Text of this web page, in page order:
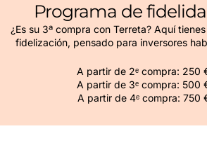
Programa de
¿Es su 3ª compra con Terreta? Aquí
fidelización, pensado para inversores
A partir de 2ᵉ compra: 250
A partir de 3ᵉ compra: 500
A partir de 4ᵉ compra: 750